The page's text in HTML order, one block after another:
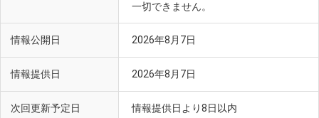
一切できません。
情報公開日 2026年8月7日
情報提供日 2026年8月7日
次回更新予定日 情報提供日より8日以内